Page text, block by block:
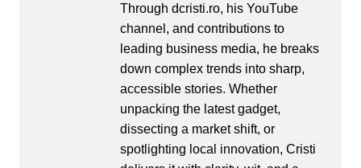
Through dcristi.ro, his YouTube
channel, and contributions to
leading business media, he breaks
down complex trends into sharp,
accessible stories. Whether
unpacking the latest gadget,
dissecting a market shift, or
spotlighting local innovation, Cristi